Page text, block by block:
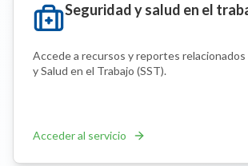
Seguridad y salud en el
Accede a recursos y reportes relacionados
y Salud en el Trabajo (SST).
Acceder al servicio